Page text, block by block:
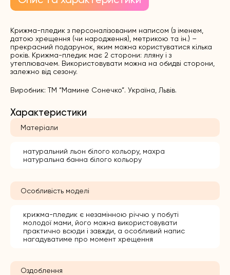
Крижма-пледик з персоналізованим написом (з іменем,
датою хрещення (чи народження), метрикою та ін.) –
прекрасний подарунок, яким можна користуватися кілька
років. Крижма-пледик має 2 сторони: лляну і з
утеплювачем. Використовувати можна на обидві сторони,
залежно від сезону.
Виробник: ТМ “Мамине Сонечко”. Україна, Львів.
Характеристики
Матеріали
натуральний льон білого кольору, махра
натуральна банна білого кольору
Особливість моделі
крижма-пледик є незамінною річчю у побуті
молодої мами, його можна використовувати
практично всюди і завжди, а особливий напис
нагадуватиме про момент хрещення
Оздоблення